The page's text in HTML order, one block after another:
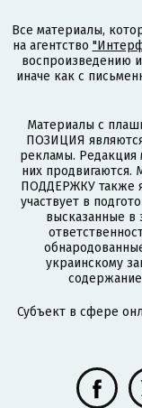
Все материалы,
на агентство
воспроизведению
иначе как с
Материалы с
ПОЗИЦИЯ
рекламы. Редакция
них
ПОДДЕРЖКУ также
участвует в
высказанные в
украинскому
Субъект в сфере